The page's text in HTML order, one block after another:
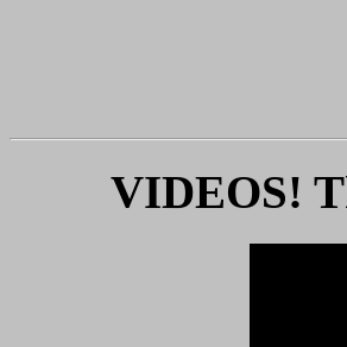
VIDEOS!